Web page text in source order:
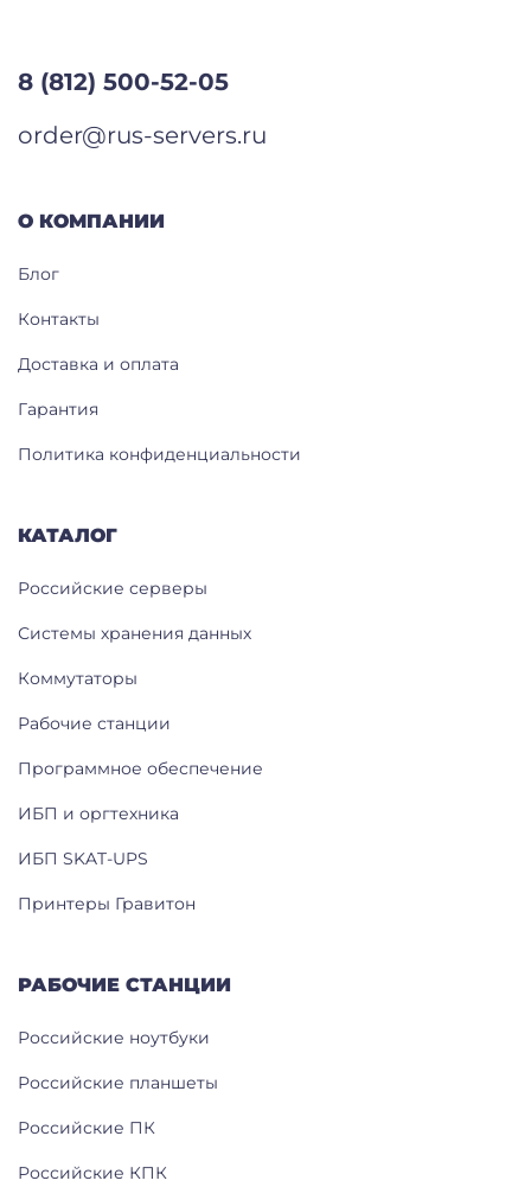
КАТАЛОГ
Российские серверы
Системы хранения данных
Коммутаторы
Рабочие станции
Программное обеспечение
ИБП и оргтехника
ИБП SKAT-UPS
Принтеры Гравитон
РАБОЧИЕ СТАНЦИИ
Российские ноутбуки
Российские планшеты
Российские ПК
Российские КПК
О КОМПАНИИ
Блог
Контакты
Доставка и оплата
Гарантия
Политика конфиденциальности
8 (812) 500-52-05
order@rus-servers.ru